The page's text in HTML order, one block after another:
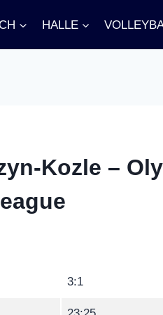
HALLE
Kozle –
3:1